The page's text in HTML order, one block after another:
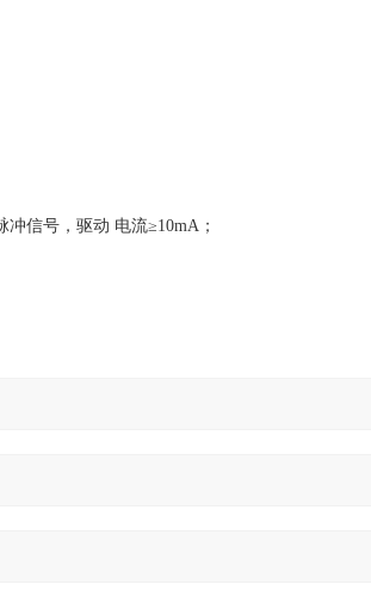
信号，驱动 电流≥10mA；